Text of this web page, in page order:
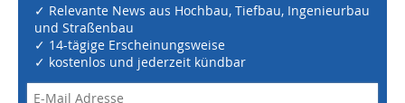
✓ Relevante News aus Hochbau, Tiefbau, Ingenieurbau
und Straßenbau
✓ 14-tägige Erscheinungsweise
✓ kostenlos und jederzeit kündbar